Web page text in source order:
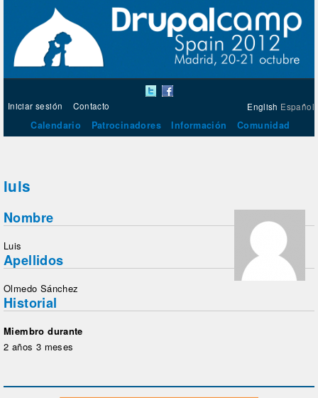
English Español
Iniciar sesión Contacto
Calendario Patrocinadores Información Comunidad
luis
Nombre
Luis
Apellidos
Olmedo Sánchez
Historial
Miembro durante
2 años 3 meses